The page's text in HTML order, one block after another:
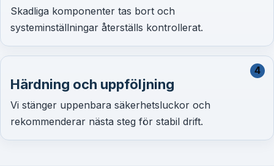
Skadliga komponenter tas bort och
systeminställningar återställs kontrollerat.
4
Härdning och uppföljning
Vi stänger uppenbara säkerhetsluckor och
rekommenderar nästa steg för stabil drift.